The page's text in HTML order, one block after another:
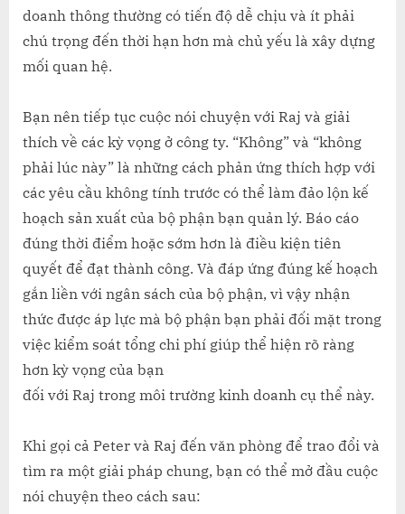
doanh thông thường có tiến độ dễ chịu và ít phải
chú trọng đến thời hạn hơn mà chủ yếu là xây dựng
mối quan hệ.
Bạn nên tiếp tục cuộc nói chuyện với Raj và giải
thích về các kỳ vọng ở công ty. “Không” và “không
phải lúc này” là những cách phản ứng thích hợp với
các yêu cầu không tính trước có thể làm đảo lộn kế
hoạch sản xuất của bộ phận bạn quản lý. Báo cáo
đúng thời điểm hoặc sớm hơn là điều kiện tiên
quyết để đạt thành công. Và đáp ứng đúng kế hoạch
gắn liền với ngân sách của bộ phận, vì vậy nhận
thức được áp lực mà bộ phận bạn phải đối mặt trong
việc kiểm soát tổng chi phí giúp thể hiện rõ ràng
hơn kỳ vọng của bạn
đối với Raj trong môi trường kinh doanh cụ thể này.
Khi gọi cả Peter và Raj đến văn phòng để trao đổi và
tìm ra một giải pháp chung, bạn có thể mở đầu cuộc
nói chuyện theo cách sau: